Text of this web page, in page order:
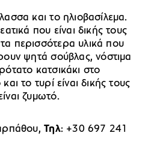
και το ηλιοβασίλεμα.
που είναι δικής τους
περισσότερα υλικά που
ψητά σούβλας, νόστιμα
κατσικάκι στο
το τυρί είναι δικής τους
ζυμωτό.
Τηλ: +30 697 241